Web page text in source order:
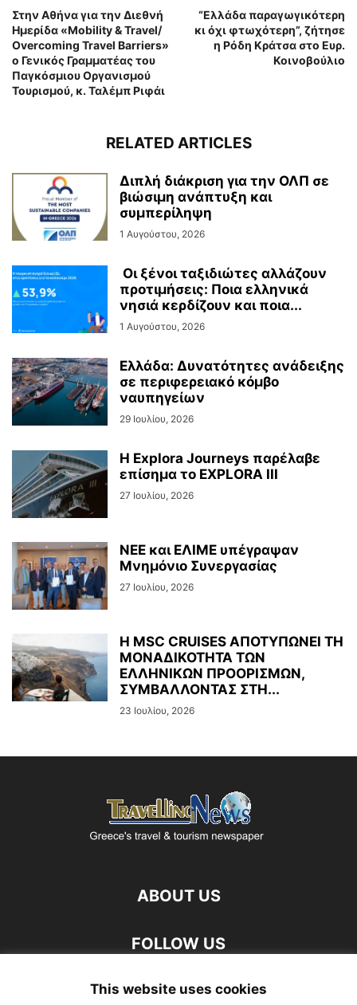
Στην Αθήνα για την Διεθνή
Ημερίδα «Mobility & Travel/
Overcoming Travel Barriers»
ο Γενικός Γραμματέας του
Παγκόσμιου Οργανισμού
Τουρισμού, κ. Ταλέμπ Ριφάι
“Ελλάδα παραγωγικότερη
κι όχι φτωχότερη”, ζήτησε
η Ρόδη Κράτσα στο Ευρ.
Κοινοβούλιο
RELATED ARTICLES
Διπλή διάκριση για την ΟΛΠ σε
βιώσιμη ανάπτυξη και
συμπερίληψη
1 Αυγούστου, 2026
Οι ξένοι ταξιδιώτες αλλάζουν
προτιμήσεις: Ποια ελληνικά
νησιά κερδίζουν και ποια...
1 Αυγούστου, 2026
Ελλάδα: Δυνατότητες ανάδειξης
σε περιφερειακό κόμβο
ναυπηγείων
29 Ιουλίου, 2026
Η Explora Journeys παρέλαβε
επίσημα το EXPLORA III
27 Ιουλίου, 2026
ΝΕΕ και ΕΛΙΜΕ υπέγραψαν
Μνημόνιο Συνεργασίας
27 Ιουλίου, 2026
H MSC CRUISES ΑΠΟΤΥΠΩΝΕΙ ΤΗ
ΜΟΝΑΔΙΚΟΤΗΤΑ ΤΩΝ
ΕΛΛΗΝΙΚΩΝ ΠΡΟΟΡΙΣΜΩΝ,
ΣΥΜΒΑΛΛΟΝΤΑΣ ΣΤΗ...
23 Ιουλίου, 2026
ABOUT US
FOLLOW US
This website uses cookies